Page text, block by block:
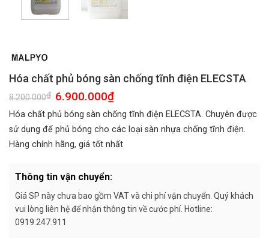
Hóa chất phủ bóng sàn chống tĩnh điện ELECSTA
8.200.000₫ Giá
gốc
là:
8.200.000₫.
6.900.000₫Giá
tại
là:
6.900.000₫.
Hóa chất phủ bóng sàn chống tĩnh điện ELECSTA. Chuyên được
sử dụng để phủ bóng cho các loại sàn nhựa chống tĩnh điện.
Hàng chính hãng, giá tốt nhất
Thông tin vận chuyển:
Giá SP này chưa bao gồm VAT và chi phí vận chuyển. Quý khách
vui lòng liên hệ để nhận thông tin về cước phí. Hotline:
0919.247.911